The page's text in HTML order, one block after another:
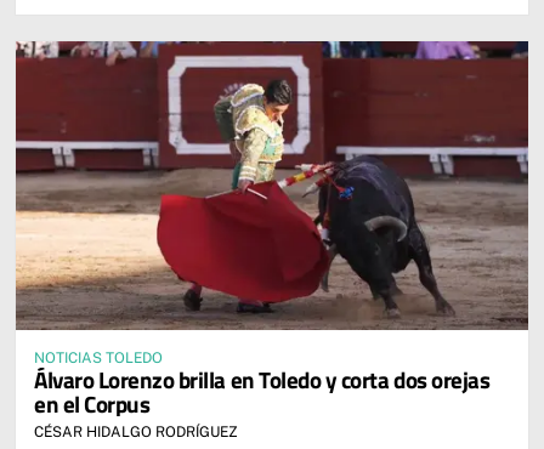
NOTICIAS TOLEDO
Álvaro Lorenzo brilla en Toledo y corta dos orejas
en el Corpus
CÉSAR HIDALGO RODRÍGUEZ